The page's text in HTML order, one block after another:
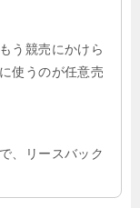
う競売にかけら
使うのが任意売
、リースバック